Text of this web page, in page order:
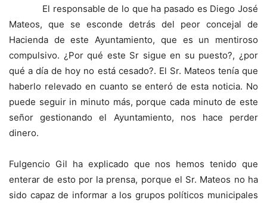
El responsable de lo que ha pasado es Diego José
Mateos, que se esconde detrás del peor concejal de
Hacienda de este Ayuntamiento, que es un mentiroso
compulsivo. ¿Por qué este Sr sigue en su puesto?, ¿por
qué a día de hoy no está cesado?. El Sr. Mateos tenía que
haberlo relevado en cuanto se enteró de esta noticia. No
puede seguir in minuto más, porque cada minuto de este
señor gestionando el Ayuntamiento, nos hace perder
dinero.
Fulgencio Gil ha explicado que nos hemos tenido que
enterar de esto por la prensa, porque el Sr. Mateos no ha
sido capaz de informar a los grupos políticos municipales